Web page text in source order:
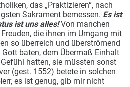
das „Praktizieren“, nach
Sakrament bemessen. Es ist
ist uns alles!Von manchen
die ihnen im Umgang mit
so überreich und überströmend
baten, dem Übermaß Einhalt
hatten, sie müssten sonst
(gest. 1552) betete in solchen
es ist genug, gib mir nicht